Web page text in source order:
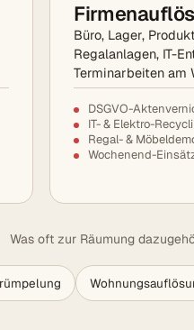
Büro, Lager,
Regalanlagen, IT-
Terminarbeiten am
DSGVO-
IT- & Elektro-
Regal- &
Wochenend-
Was oft zur Räumung